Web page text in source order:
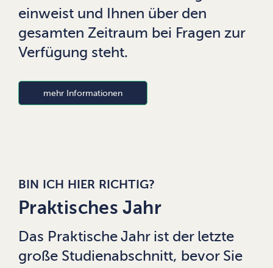
einweist und Ihnen über den
gesamten Zeitraum bei Fragen zur
Verfügung steht.
mehr Informationen
BIN ICH HIER RICHTIG?
Praktisches Jahr
Das Praktische Jahr ist der letzte
große Studienabschnitt, bevor Sie